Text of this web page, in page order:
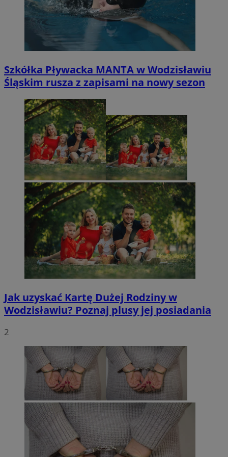
Szkółka Pływacka MANTA w Wodzisławiu
Śląskim rusza z zapisami na nowy sezon
Jak uzyskać Kartę Dużej Rodziny w
Wodzisławiu? Poznaj plusy jej posiadania
2